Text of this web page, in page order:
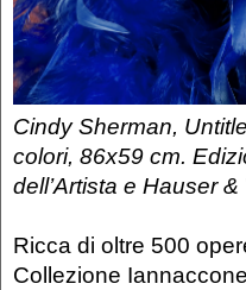
Cindy Sherman,
colori, 86x59 cm.
dell’Artista e Hauser &
Ricca di oltre 500
Collezione